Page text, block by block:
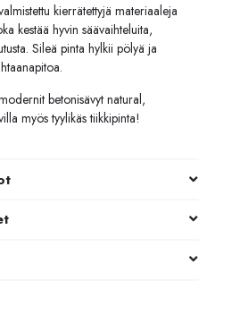
kierrätettyjä materiaaleja
kestää hyvin säävaihteluita,
Sileä pinta hylkii pölyä ja
betonisävyt natural,
myös tyylikäs tiikkipinta!